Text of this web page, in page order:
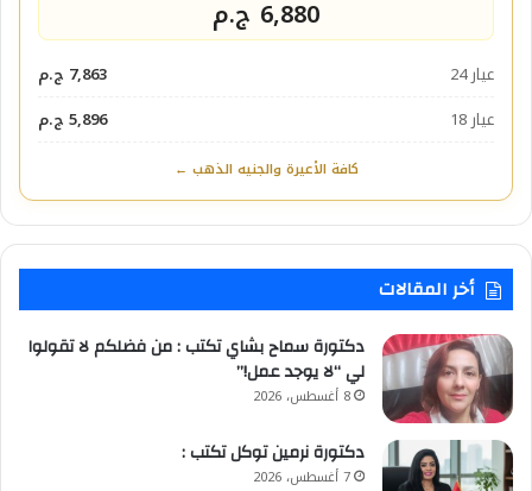
6,880 ج.م
عيار 24
7,863 ج.م
عيار 18
5,896 ج.م
كافة الأعيرة والجنيه الذهب ←
أخر المقالات
دكتورة سماح بشاي تكتب : من فضلكم لا تقولوا
لي “لا يوجد عمل!”
8 أغسطس، 2026
​دكتورة نرمين توكل تكتب :
7 أغسطس، 2026